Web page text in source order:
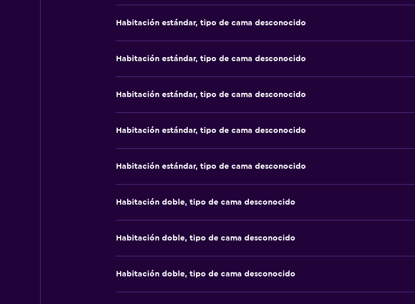
Habitación estándar, tipo de cama desconocido
Habitación estándar, tipo de cama desconocido
Habitación estándar, tipo de cama desconocido
Habitación estándar, tipo de cama desconocido
Habitación estándar, tipo de cama desconocido
Habitación doble, tipo de cama desconocido
Habitación doble, tipo de cama desconocido
Habitación doble, tipo de cama desconocido